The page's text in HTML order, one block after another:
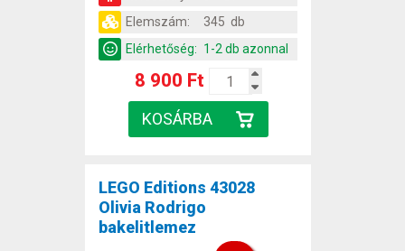
Elemszám:
345 db
Elérhetőség: 1-2 db azonnal
8 900 Ft
LEGO Editions 43028
Olivia Rodrigo
bakelitlemez